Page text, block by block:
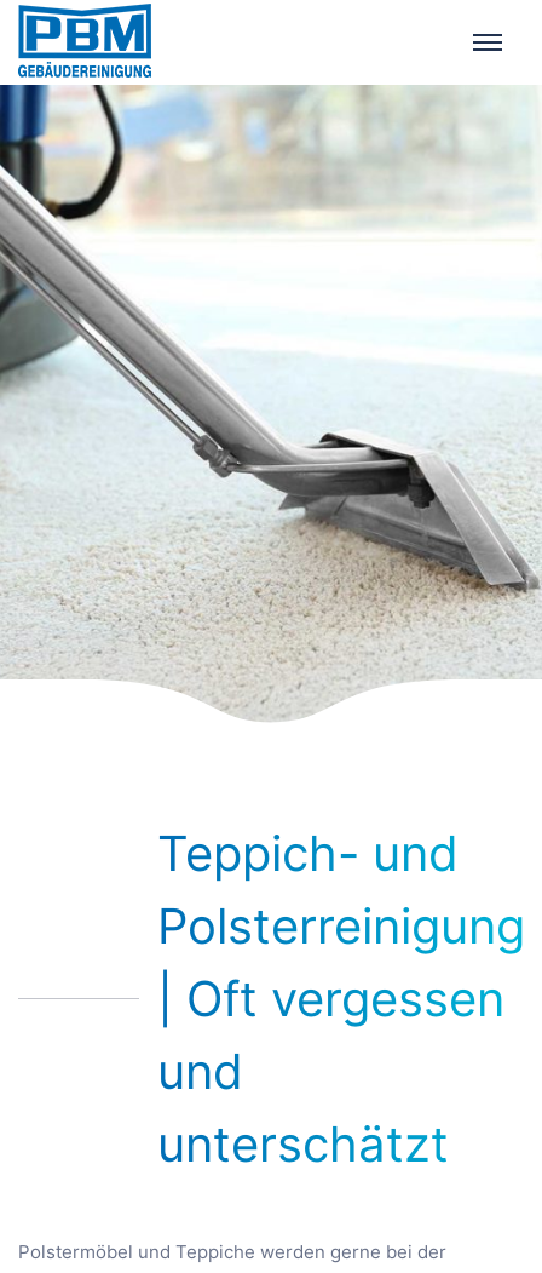
Teppich- und
Polsterreinigung
| Oft vergessen
und
unterschätzt
Polstermöbel und Teppiche werden gerne bei der